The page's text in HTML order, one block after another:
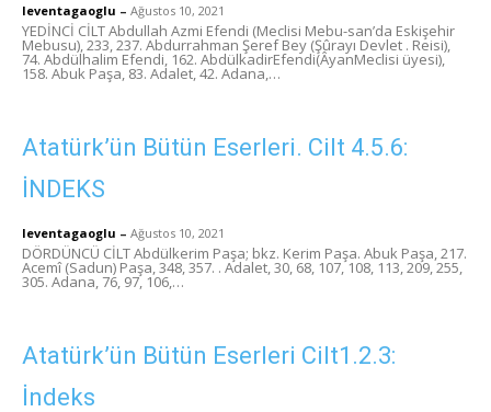
leventagaoglu – Ağustos 10, 2021
YEDİNCİ CİLT Abdullah Azmi Efendi (Meclisi Mebu-san’da Eskişehir
Mebusu), 233, 237. Abdurrahman Şeref Bey (Şûrayı Devlet . Reisi),
74. Abdülhalim Efendi, 162. AbdülkadirEfendi(ÂyanMeclisi üyesi),
158. Abuk Paşa, 83. Adalet, 42. Adana,…
Atatürk’ün Bütün Eserleri. Cilt 4.5.6:
İNDEKS
leventagaoglu – Ağustos 10, 2021
DÖRDÜNCÜ CİLT Abdülkerim Paşa; bkz. Kerim Paşa. Abuk Paşa, 217.
Acemî (Sadun) Paşa, 348, 357. . Adalet, 30, 68, 107, 108, 113, 209, 255,
305. Adana, 76, 97, 106,…
Atatürk’ün Bütün Eserleri Cilt1.2.3:
İndeks